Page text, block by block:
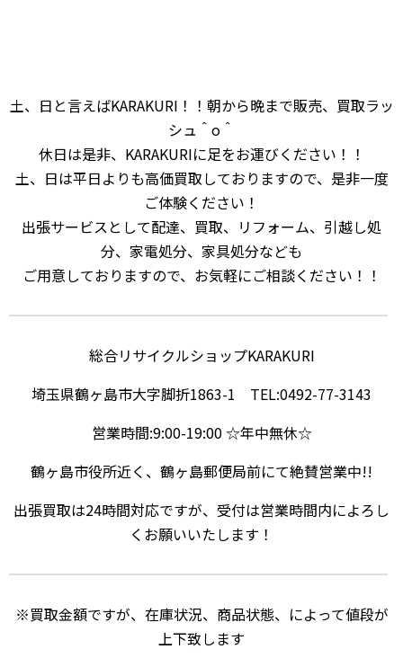
土、日と言えばKARAKURI！！朝から晩まで販売、買取ラッ
シュ＾o＾
休日は是非、KARAKURIに足をお運びください！！
土、日は平日よりも高価買取しておりますので、是非一度
ご体験ください！
出張サービスとして配達、買取、リフォーム、引越し処
分、家電処分、家具処分なども
ご用意しておりますので、お気軽にご相談ください！！
総合リサイクルショップKARAKURI
埼玉県鶴ヶ島市大字脚折1863-1 TEL:0492-77-3143
営業時間:9:00-19:00 ☆年中無休☆
鶴ヶ島市役所近く、鶴ヶ島郵便局前にて絶賛営業中!!
出張買取は24時間対応ですが、受付は営業時間内によろし
くお願いいたします！
※買取金額ですが、在庫状況、商品状態、によって値段が
上下致します